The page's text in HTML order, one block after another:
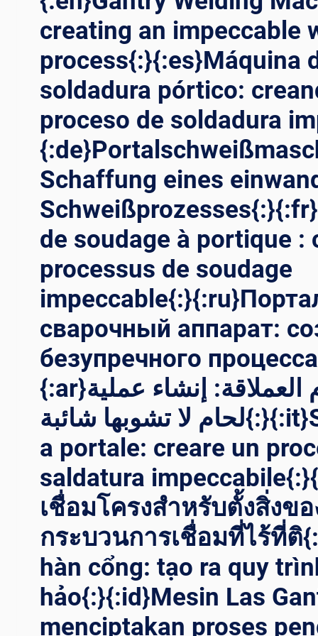
creating an impeccable
process{:}{:es}Máquina
soldadura pórtico:
proceso de soldadura
Schaffung eines
de soudage à portique :
processus de soudage
сварочный аппарат:
безупречного
{:ar}آلة اللحام العملاقة: إنشاء عملية
لحام لا تشوبها شائبة{:}{:it}Saldatrice
a portale: creare un
saldatura
เชื่อมโครงสำหรับตั้งสิ่งขอ
กระบวนการเชื่อมที่ไร้ที่ติ
hàn cổng: tạo ra quy
hảo{:}{:id}Mesin Las
menciptakan proses